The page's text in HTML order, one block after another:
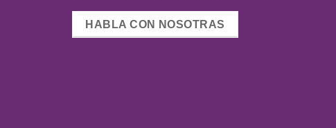
HABLA CON NOSOTRAS